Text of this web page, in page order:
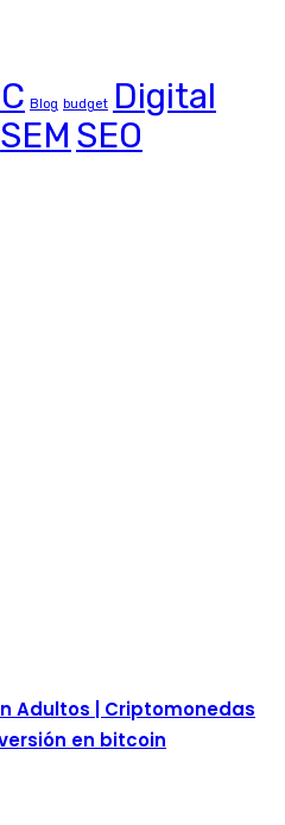
Blog budget Digital
SEM SEO
Adultos | Criptomonedas
en bitcoin